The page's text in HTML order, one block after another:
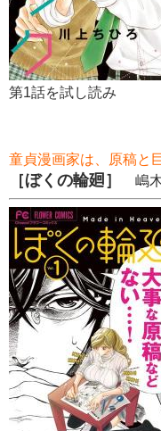
第1話を試し読み
童貞漫画家は、原稿と
［ぼくの輪廻］ 嶋